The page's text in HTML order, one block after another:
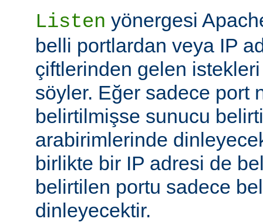
Listen yönergesi
belli portlardan veya IP
çiftlerinden gelen
söyler. Eğer sadece port
belirtilmişse sunucu
arabirimlerinde
birlikte bir IP adresi de
belirtilen portu sadece
dinleyecektir.